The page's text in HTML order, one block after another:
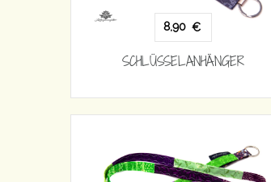
8,90 €
SCHLÜSSELANHÄNGER